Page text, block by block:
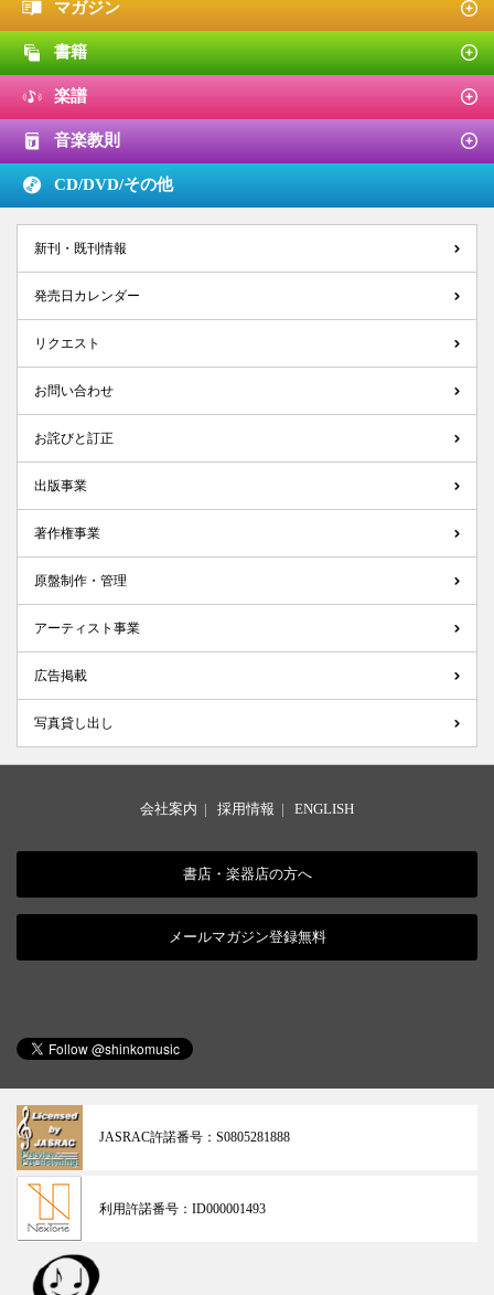
マガジン
書籍
楽譜
音楽教則
CD/DVD/その他
新刊・既刊情報
発売日カレンダー
リクエスト
お問い合わせ
お詫びと訂正
出版事業
著作権事業
原盤制作・管理
アーティスト事業
広告掲載
写真貸し出し
会社案内 | 採用情報 | ENGLISH
書店・楽器店の方へ
メールマガジン登録無料
JASRAC許諾番号： S0805281888
利用許諾番号： ID000001493